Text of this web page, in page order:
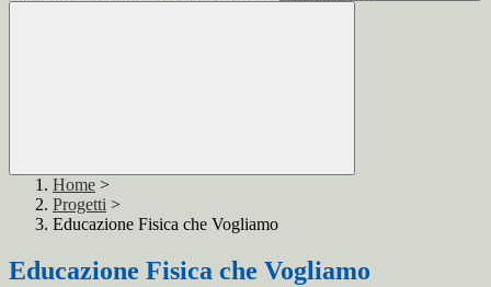
Home >
Progetti >
Educazione Fisica che Vogliamo
Educazione Fisica che Vogliamo